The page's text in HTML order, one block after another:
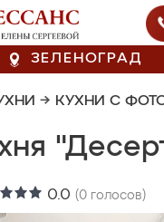
ЗЕЛЕНОГРАД
→ КУХНИ С
0.0 (0 голосов)